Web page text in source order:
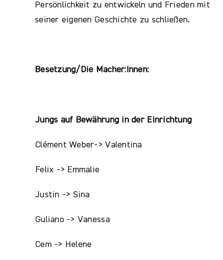
Persönlichkeit zu entwickeln und Frieden mit
seiner eigenen Geschichte zu schließen.
Besetzung/Die Macher:Innen:
Jungs auf Bewährung in der Einrichtung
Clément Weber-> Valentina
Felix -> Emmalie
Justin -> Sina
Guliano -> Vanessa
Cem -> Helene